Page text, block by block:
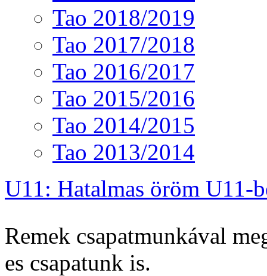
Tao 2018/2019
Tao 2017/2018
Tao 2016/2017
Tao 2015/2016
Tao 2014/2015
Tao 2013/2014
U11: Hatalmas öröm U11-
Remek csapatmunkával
es csapatunk is.